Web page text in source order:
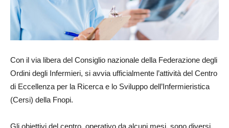
Con il via libera del Consiglio nazionale della Federazione degli
Ordini degli Infermieri, si avvia ufficialmente l’attività del Centro
di Eccellenza per la Ricerca e lo Sviluppo dell’Infermieristica
(Cersi) della Fnopi.